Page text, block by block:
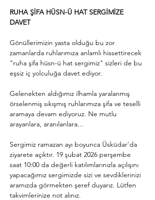
RUHA ŞİFA HÜSN-Ü HAT SERGİMİZE
DAVET
Gönüllerimizin yasta olduğu bu zor
zamanlarda ruhlarımıza anlamlı hissettirecek
"ruha şifa hüsn-ü hat sergimiz" sizleri de bu
eşsiz iç yolculuğa davet ediyor.
Gelenekten aldığımız ilhamla yaralanmış
örselenmiş sıkışmış ruhlarımıza şifa ve teselli
aramaya devam ediyoruz. Ne mutlu
arayanlara, aranılanlara...
Sergimiz ramazan ayı boyunca Üsküdar’da
ziyarete açıktır. 19 şubat 2026 perşembe
saat 10:00 da değerli katılımlarınızla açılışını
yapacağımız sergimizde sizi ve sevdiklerinizi
aramızda görmekten şeref duyarız. Lütfen
takvimlerinize not alınız.